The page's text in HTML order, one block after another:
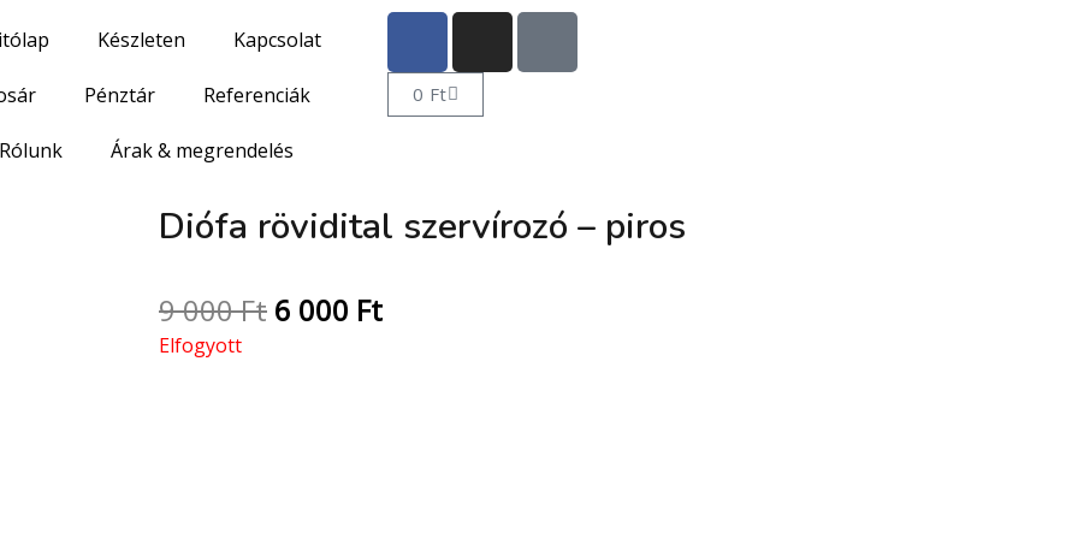
Készleten Kapcsolat
Pénztár Referenciák
Rólunk Árak & megrendelés
0 Ft
Diófa rövidital szervírozó – piros
9 000Ft 6 000 Ft
Elfogyott